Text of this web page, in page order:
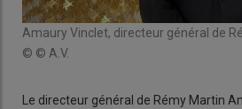
Amaury Vinclet, directeur général de
© © A.V.
Le directeur général de Rémy Martin